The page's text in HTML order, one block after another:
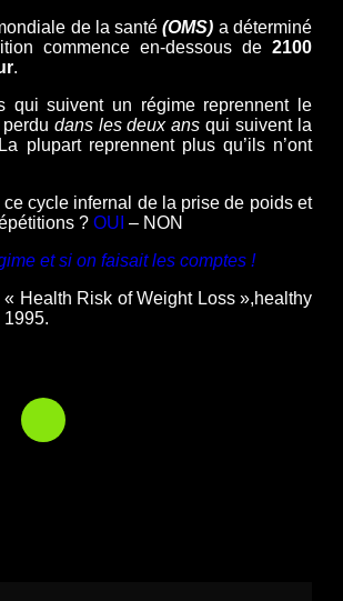
de la santé(OMS) a déterminé
commence en-dessous de 2100
.
qui suivent un régime reprennent le
dans les deux ans qui suivent la
plupart reprennent plus qu’ils n’ont
ce cycle infernal de la prise de poids et
? OUI – NON
et si on faisait les comptes !
Health Risk of Weight Loss »,healthy